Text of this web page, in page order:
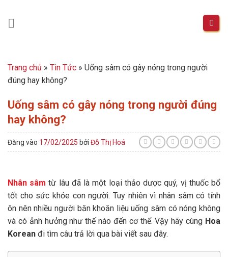
content
Trang chủ » Tin Tức » Uống sâm có gây nóng trong người
đúng hay không?
Uống sâm có gây nóng trong người đúng
hay không?
Đăng vào 17/02/2025 bởi Đỗ Thị Hoá
Nhân sâm từ lâu đã là một loại thảo dược quý, vị thuốc bổ
tốt cho sức khỏe con người. Tuy nhiên vì nhân sâm có tính
ôn nên nhiều người băn khoăn liệu uống sâm có nóng không
và có ảnh hưởng như thế nào đến cơ thể. Vậy hãy cùng Hoa
Korean đi tìm câu trả lời qua bài viết sau đây.